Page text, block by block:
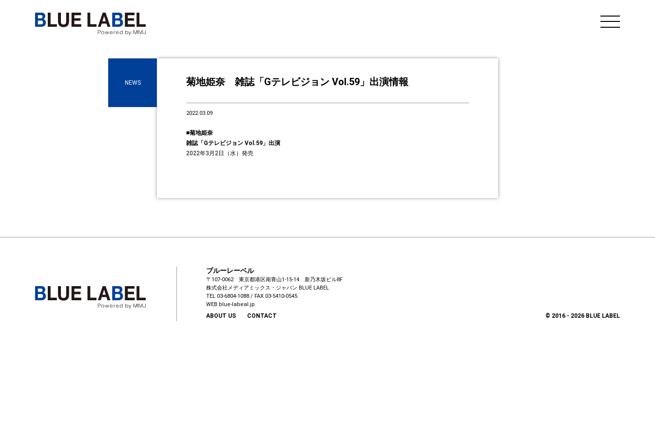
菊地姫奈 雑誌「Gテレビジョン Vol.59」出演情報
2022.03.09
■菊地姫奈
雑誌「Gテレビジョン Vol.59」出演
2022年3月2日（水）発売
NEWS
ブルーレーベル
〒107-0062 東京都港区南青山1-15-14 新乃木坂ビル8F
株式会社メディアミックス・ジャパン BLUE LABEL
TEL 03-6804-1088 / FAX 03-5410-0545
WEB blue-labeal.jp
ABOUT US CONTACT © 2016 - 2026 BLUE LABEL